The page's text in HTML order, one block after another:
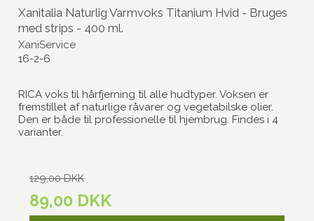
Xanitalia Naturlig Varmvoks Titanium Hvid - Bruges
med strips - 400 ml.
XaniService
16-2-6
RICA voks til hårfjerning til alle hudtyper. Voksen er
fremstillet af naturlige råvarer og vegetabilske olier.
Den er både til professionelle til hjembrug. Findes i 4
varianter.
129,00 DKK
89,00 DKK